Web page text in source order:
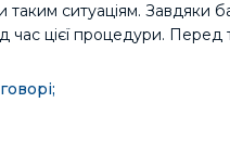
таким ситуаціям.
час цієї процедури.